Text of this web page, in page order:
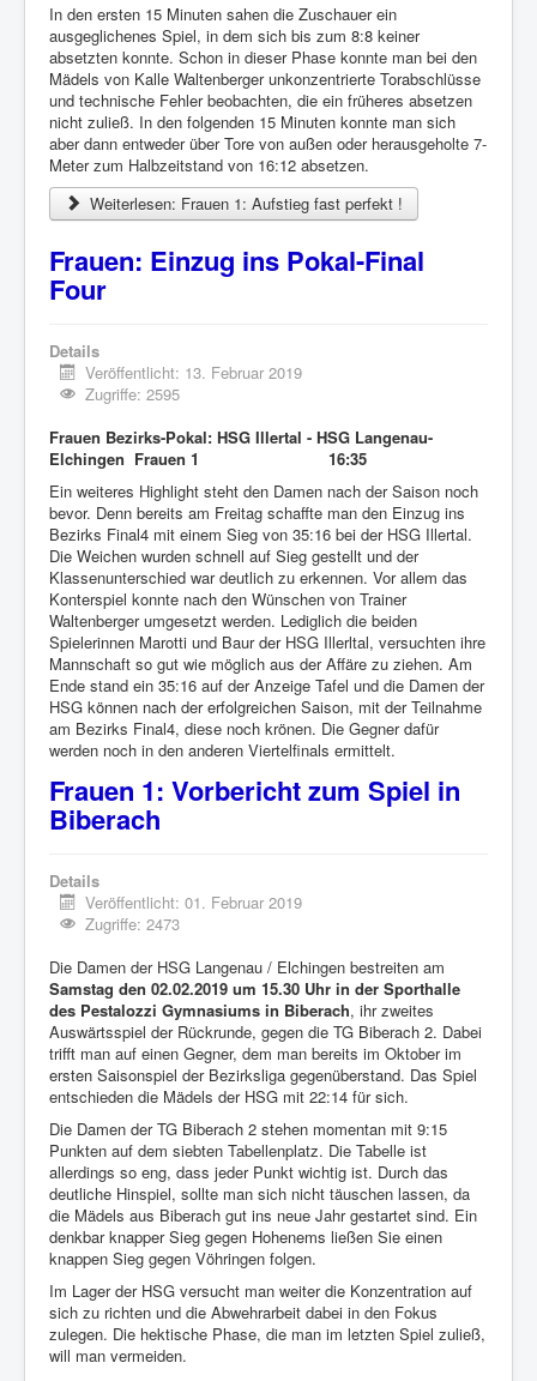
In den ersten 15 Minuten sahen die Zuschauer ein
ausgeglichenes Spiel, in dem sich bis zum 8:8 keiner
absetzten konnte. Schon in dieser Phase konnte man bei den
Mädels von Kalle Waltenberger unkonzentrierte Torabschlüsse
und technische Fehler beobachten, die ein früheres absetzen
nicht zuließ. In den folgenden 15 Minuten konnte man sich
aber dann entweder über Tore von außen oder herausgeholte 7-
Meter zum Halbzeitstand von 16:12 absetzen.
Weiterlesen: Frauen 1: Aufstieg fast perfekt !
Frauen: Einzug ins Pokal-Final
Four
Details
Veröffentlicht: 13. Februar 2019
Zugriffe: 2595
Frauen Bezirks-Pokal: HSG Illertal - HSG Langenau-
Elchingen Frauen 1 16:35
Ein weiteres Highlight steht den Damen nach der Saison noch
bevor. Denn bereits am Freitag schaffte man den Einzug ins
Bezirks Final4 mit einem Sieg von 35:16 bei der HSG Illertal.
Die Weichen wurden schnell auf Sieg gestellt und der
Klassenunterschied war deutlich zu erkennen. Vor allem das
Konterspiel konnte nach den Wünschen von Trainer
Waltenberger umgesetzt werden. Lediglich die beiden
Spielerinnen Marotti und Baur der HSG Illerltal, versuchten ihre
Mannschaft so gut wie möglich aus der Affäre zu ziehen. Am
Ende stand ein 35:16 auf der Anzeige Tafel und die Damen der
HSG können nach der erfolgreichen Saison, mit der Teilnahme
am Bezirks Final4, diese noch krönen. Die Gegner dafür
werden noch in den anderen Viertelfinals ermittelt.
Frauen 1: Vorbericht zum Spiel in
Biberach
Details
Veröffentlicht: 01. Februar 2019
Zugriffe: 2473
Die Damen der HSG Langenau / Elchingen bestreiten am
Samstag den 02.02.2019 um 15.30 Uhr in der Sporthalle
des Pestalozzi Gymnasiums in Biberach, ihr zweites
Auswärtsspiel der Rückrunde, gegen die TG Biberach 2. Dabei
trifft man auf einen Gegner, dem man bereits im Oktober im
ersten Saisonspiel der Bezirksliga gegenüberstand. Das Spiel
entschieden die Mädels der HSG mit 22:14 für sich.
Die Damen der TG Biberach 2 stehen momentan mit 9:15
Punkten auf dem siebten Tabellenplatz. Die Tabelle ist
allerdings so eng, dass jeder Punkt wichtig ist. Durch das
deutliche Hinspiel, sollte man sich nicht täuschen lassen, da
die Mädels aus Biberach gut ins neue Jahr gestartet sind. Ein
denkbar knapper Sieg gegen Hohenems ließen Sie einen
knappen Sieg gegen Vöhringen folgen.
Im Lager der HSG versucht man weiter die Konzentration auf
sich zu richten und die Abwehrarbeit dabei in den Fokus
zulegen. Die hektische Phase, die man im letzten Spiel zuließ,
will man vermeiden.